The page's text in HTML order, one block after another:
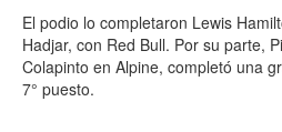
El podio lo completaron Lewis
Hadjar, con Red Bull. Por su parte,
Colapinto en Alpine, completó una
7° puesto.